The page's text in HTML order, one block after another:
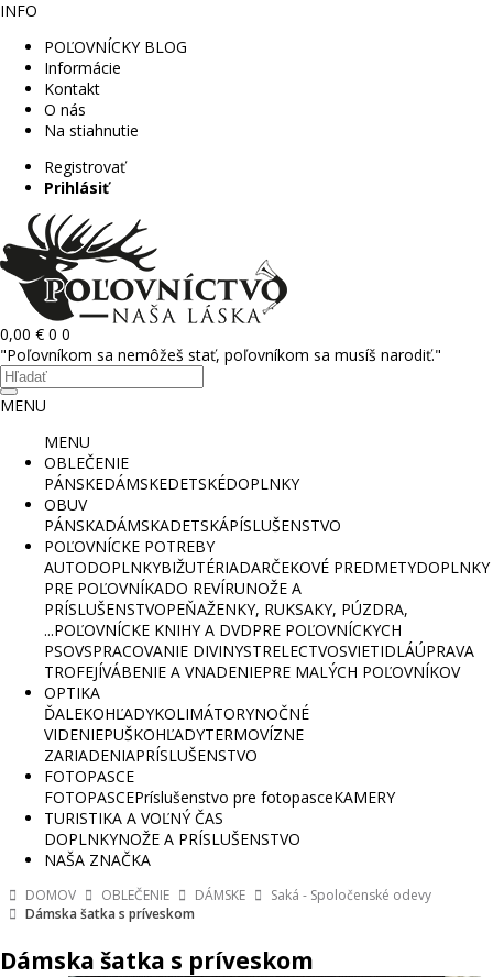
INFO
POĽOVNÍCKY BLOG
Informácie
Kontakt
O nás
Na stiahnutie
Registrovať
Prihlásiť
0,00 € 0 0
"Poľovníkom sa nemôžeš stať, poľovníkom sa musíš narodiť."
MENU
MENU
OBLEČENIE
PÁNSKEDÁMSKEDETSKÉDOPLNKY
OBUV
PÁNSKADÁMSKADETSKÁPÍSLUŠENSTVO
POĽOVNÍCKE POTREBY
AUTODOPLNKYBIŽUTÉRIADARČEKOVÉ PREDMETYDOPLNKY
PRE POĽOVNÍKADO REVÍRUNOŽE A
PRÍSLUŠENSTVOPEŇAŽENKY, RUKSAKY, PÚZDRA,
...POĽOVNÍCKE KNIHY A DVDPRE POĽOVNÍCKYCH
PSOVSPRACOVANIE DIVINYSTRELECTVOSVIETIDLÁÚPRAVA
TROFEJÍVÁBENIE A VNADENIEPRE MALÝCH POĽOVNÍKOV
OPTIKA
ĎALEKOHĽADYKOLIMÁTORYNOČNÉ
VIDENIEPUŠKOHĽADYTERMOVÍZNE
ZARIADENIAPRÍSLUŠENSTVO
FOTOPASCE
FOTOPASCEPríslušenstvo pre fotopasceKAMERY
TURISTIKA A VOĽNÝ ČAS
DOPLNKYNOŽE A PRÍSLUŠENSTVO
NAŠA ZNAČKA
DOMOV OBLEČENIE DÁMSKE
Saká - Spoločenské odevy
Dámska šatka s príveskom
Dámska šatka s príveskom